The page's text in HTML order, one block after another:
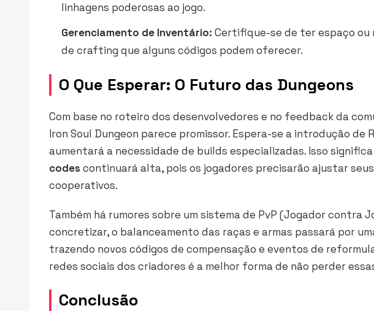
linhagens poderosas ao jogo.
Gerenciamento de Inventário: Certifique-se de ter espaço ou
de crafting que alguns códigos podem oferecer.
O Que Esperar: O Futuro das Dungeons
Com base no roteiro dos desenvolvedores e no feedback da
Iron Soul Dungeon parece promissor. Espera-se a introdução de
aumentará a necessidade de builds especializadas. Isso
codes continuará alta, pois os jogadores precisarão ajustar
cooperativos.
Também há rumores sobre um sistema de PvP (Jogador contra
concretizar, o balanceamento das raças e armas passará por
trazendo novos códigos de compensação e eventos de
redes sociais dos criadores é a melhor forma de não perder
Conclusão